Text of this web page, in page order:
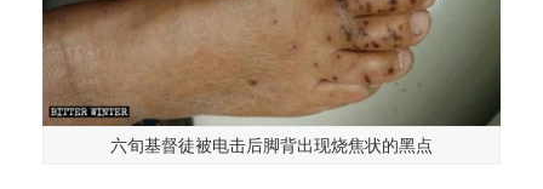
六旬基督徒被电击后脚背出现烧焦状的黑点